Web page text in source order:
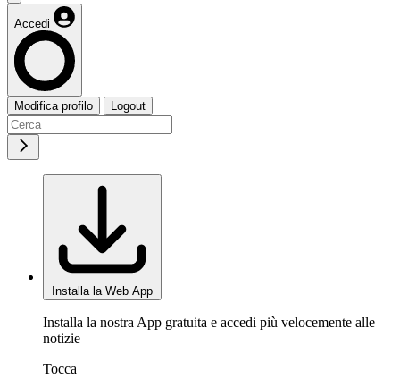
Accedi
Modifica profilo Logout
Installa la Web App
Installa la nostra App gratuita e accedi più velocemente alle
notizie
Tocca